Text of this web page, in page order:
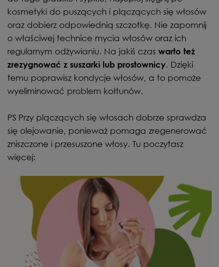
kosmetyki do puszących i plączących się włosów
oraz dobierz odpowiednią szczotkę. Nie zapomnij
o właściwej technice mycia włosów oraz ich
regularnym odżywianiu. Na jakiś czas warto też
zrezygnować z suszarki lub prostownicy. Dzięki
temu poprawisz kondycje włosów, a to pomoże
wyeliminować problem kołtunów.
PS Przy plączących się włosach dobrze sprawdza
się olejowanie, ponieważ pomaga zregenerować
zniszczone i przesuszone włosy. Tu poczytasz
więcej: